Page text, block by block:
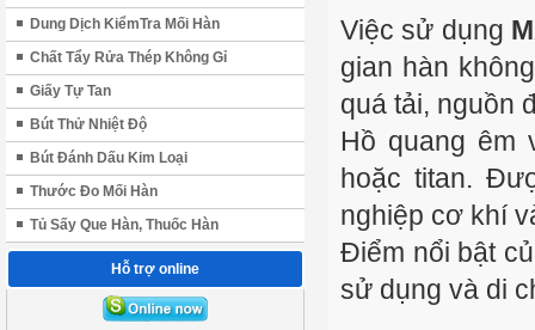
Dung Dịch KiểmTra Mối Hàn
Chất Tẩy Rửa Thép Không Gỉ
Giấy Tự Tan
Bút Thử Nhiệt Độ
Bút Đánh Dấu Kim Loại
Thước Đo Mối Hàn
Tủ Sấy Que Hàn, Thuốc Hàn
Hỗ trợ online
ĐÈN LIỀN THỂ KOBE 7300 (
300W )
Việc sử dụng
gian hàn
quá tải, nguồn
Hồ quang êm
hoặc titan.
nghiệp cơ khí
Điểm nổi bật
sử dụng và di